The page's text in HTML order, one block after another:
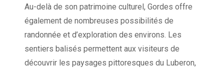
Au-delà de son patrimoine culturel, Gordes offre
également de nombreuses possibilités de
randonnée et d’exploration des environs. Les
sentiers balisés permettent aux visiteurs de
découvrir les paysages pittoresques du Luberon,